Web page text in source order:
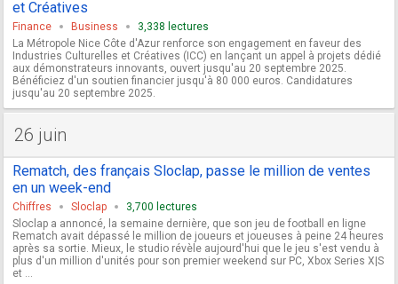
et Créatives
Finance Business
3,338 lectures
La Métropole Nice Côte d'Azur renforce son engagement en faveur des
Industries Culturelles et Créatives (ICC) en lançant un appel à projets dédié
aux démonstrateurs innovants, ouvert jusqu'au 20 septembre 2025.
Bénéficiez d'un soutien financier jusqu'à 80 000 euros. Candidatures
jusqu'au 20 septembre 2025.
26 juin
Rematch, des français Sloclap, passe le million de ventes
en un week-end
Chiffres Sloclap
3,700 lectures
Sloclap a annoncé, la semaine dernière, que son jeu de football en ligne
Rematch avait dépassé le million de joueurs et joueuses à peine 24 heures
après sa sortie. Mieux, le studio révèle aujourd'hui que le jeu s'est vendu à
plus d'un million d'unités pour son premier weekend sur PC, Xbox Series X|S
et ...